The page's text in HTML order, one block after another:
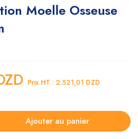
Moelle Osseuse
Prix HT : 2.521,01 DZD
Ajouter au panier